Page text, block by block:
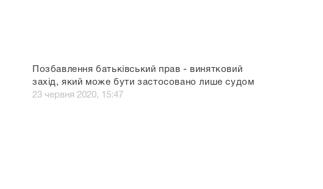
Позбавлення батьківський прав - винятковий
захід, який може бути застосовано лише судом
23 червня 2020, 15:47